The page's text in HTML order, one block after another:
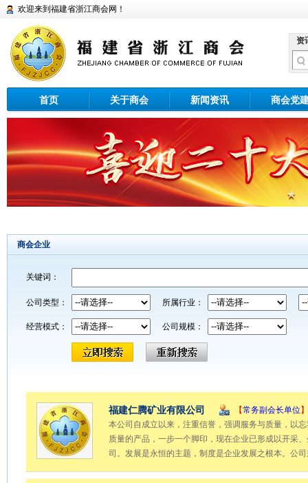
欢迎来到福建省浙江商会网！
资
首页 关于商会 新闻资讯 商会党
商会企业
关键词：
公司类型： 所属行业：
经营模式： 公司规模：
福建仁腾矿业有限公司 【常务副会长单位 】
本公司自成立以来，注重信誉，强调服务与质量，以
质量的产品，一步一个脚印，现在企业已形成以开采
司。发展是永恒的主题，制度是企业发展之根本。公